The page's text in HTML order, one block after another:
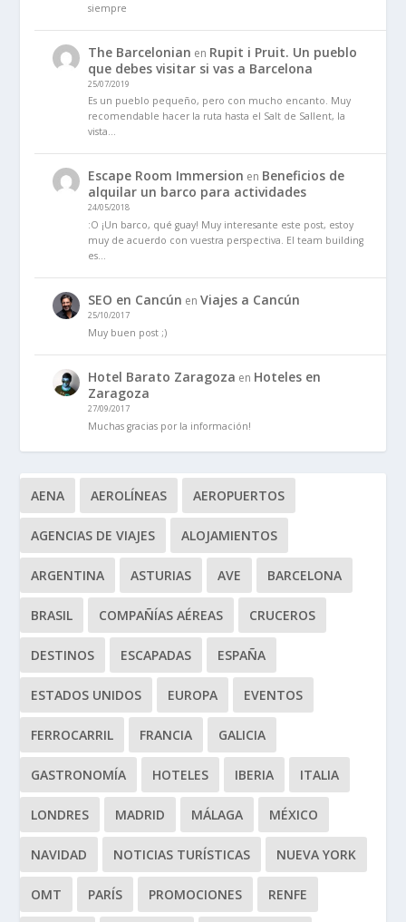
siempre
The Barcelonian en Rupit i Pruit. Un pueblo
que debes visitar si vas a Barcelona
25/07/2019
Es un pueblo pequeño, pero con mucho encanto. Muy
recomendable hacer la ruta hasta el Salt de Sallent, la
vista…
Escape Room Immersion en Beneficios de
alquilar un barco para actividades
24/05/2018
:O ¡Un barco, qué guay! Muy interesante este post, estoy
muy de acuerdo con vuestra perspectiva. El team building
es…
SEO en Cancún enViajes a Cancún
25/10/2017
Muy buen post ;)
Hotel Barato Zaragoza en Hoteles en
Zaragoza
27/09/2017
Muchas gracias por la información!
AENA AEROLÍNEAS AEROPUERTOS
AGENCIAS DE VIAJES ALOJAMIENTOS
ARGENTINA ASTURIAS AVE BARCELONA
BRASIL COMPAÑÍAS AÉREAS CRUCEROS
DESTINOS ESCAPADAS ESPAÑA
ESTADOS UNIDOS EUROPA EVENTOS
FERROCARRIL FRANCIA GALICIA
GASTRONOMÍA HOTELES IBERIA ITALIA
LONDRES MADRID MÁLAGA MÉXICO
NAVIDAD NOTICIAS TURÍSTICAS NUEVA YORK
OMT PARÍS PROMOCIONES RENFE